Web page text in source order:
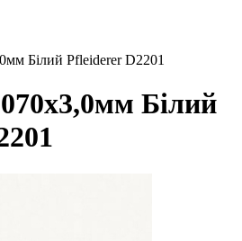
Білий Pfleiderer D2201
Білий